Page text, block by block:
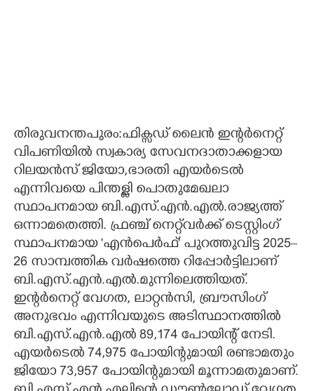
തിരുവനന്തപുരം:ഫിക്സഡ് ലൈൻ ഇന്റർനെറ്റ്
വിപണിയിൽ സ്വകാര്യ സേവനദാതാക്കളായ
റിലയൻസ് ജിയോ,ഭാരതി എയർടെൽ
എന്നിവയെ പിന്തള്ളി പൊതുമേഖലാ
സ്ഥാപനമായ ബി.എസ്.എൻ.എൽ.രാജ്യത്ത്
ഒന്നാമതെത്തി. ഫ്രഞ്ച് നെറ്റ്‌വർക്ക് ടെസ്റ്റിംഗ്
സ്ഥാപനമായ 'എൻപെർഫ്' പുറത്തുവിട്ട 2025–
26 സാമ്പത്തിക വർഷത്തെ റിപ്പോർട്ടിലാണ്
ബി.എസ്.എൻ.എൽ.മുന്നിലെത്തിയത്.
ഇന്റർനെറ്റ് വേഗത, ലാറ്റൻസി, ബ്രൗസിംഗ്
അനുഭവം എന്നിവയുടെ അടിസ്ഥാനത്തിൽ
ബി.എസ്.എൻ.എൽ 89,174 പോയിന്റ് നേടി.
എയർടെൽ 74,975 പോയിന്റുമായി രണ്ടാമതും
ജിയോ 73,957 പോയിന്റുമായി മൂന്നാമതുമാണ്.